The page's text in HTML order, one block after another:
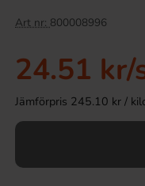
Art nr: 800008996
24.51 kr/
Jämförpris 245.10 kr /